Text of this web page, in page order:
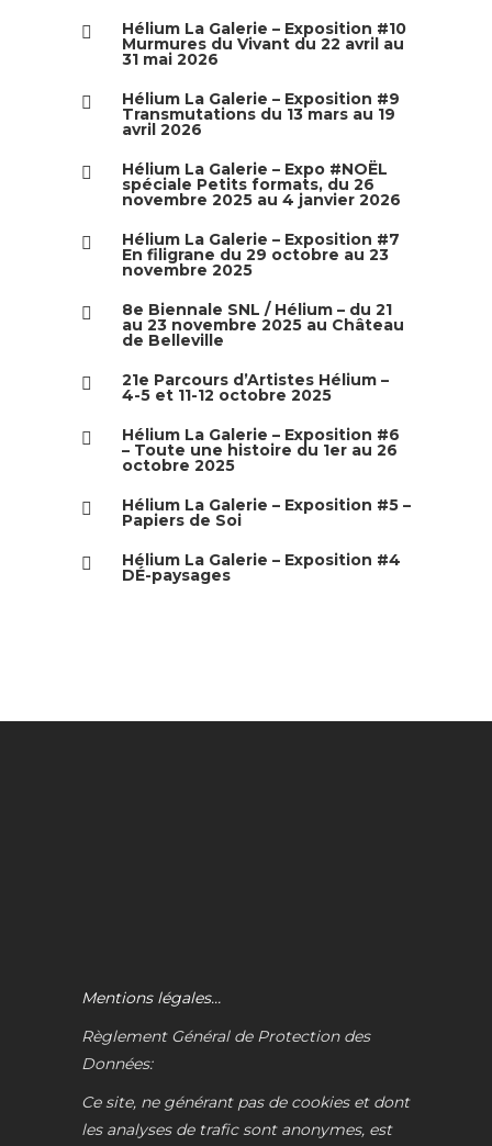
Hélium La Galerie – Exposition #10
Murmures du Vivant du 22 avril au
31 mai 2026
Hélium La Galerie – Exposition #9
Transmutations du 13 mars au 19
avril 2026
Hélium La Galerie – Expo #NOËL
spéciale Petits formats, du 26
novembre 2025 au 4 janvier 2026
Hélium La Galerie – Exposition #7
En filigrane du 29 octobre au 23
novembre 2025
8e Biennale SNL / Hélium – du 21
au 23 novembre 2025 au Château
de Belleville
21e Parcours d’Artistes Hélium –
4-5 et 11-12 octobre 2025
Hélium La Galerie – Exposition #6
– Toute une histoire du 1er au 26
octobre 2025
Hélium La Galerie – Exposition #5 –
Papiers de Soi
Hélium La Galerie – Exposition #4
DÉ-paysages
Mentions légales…
Règlement Général de Protection des
Données:
Ce site, ne générant pas de cookies et dont
les analyses de trafic sont anonymes, est